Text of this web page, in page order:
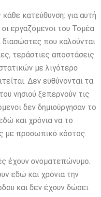
κατεύθυνση: για αυτή
εργαζόμενοι του Τομέα
που καλούνται
τεράστιες αποστάσεις
με λιγότερο
Δεν ευθύνονται τα
νησιού ξεπερνούν τις
δεν δημιούργησαν το
και χρόνια να το
με προσωπικό κόστος.
έχουν ονοματεπώνυμο.
εδώ και χρόνια την
και δεν έχουν δώσει